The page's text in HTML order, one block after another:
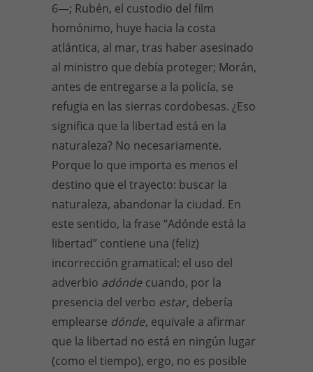
6—; Rubén, el custodio del film
homónimo, huye hacia la costa
atlántica, al mar, tras haber asesinado
al ministro que debía proteger; Morán,
antes de entregarse a la policía, se
refugia en las sierras cordobesas. ¿Eso
significa que la libertad está en la
naturaleza? No necesariamente.
Porque lo que importa es menos el
destino que el trayecto: buscar la
naturaleza, abandonar la ciudad. En
este sentido, la frase “Adónde está la
libertad” contiene una (feliz)
incorrección gramatical: el uso del
adverbio adónde cuando, por la
presencia del verbo estar, debería
emplearse dónde, equivale a afirmar
que la libertad no está en ningún lugar
(como el tiempo), ergo, no es posible